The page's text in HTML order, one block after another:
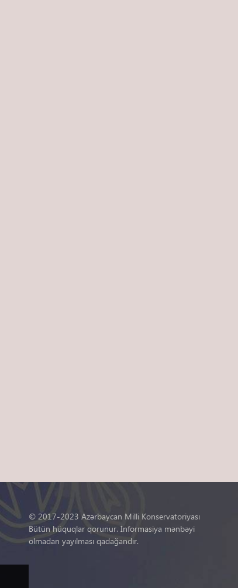
© 2017-2023 Azərbaycan Milli Konservatoriyası
Bütün hüquqlar qorunur. İnformasiya mənbəyi
olmadan yayılması qadağandır.